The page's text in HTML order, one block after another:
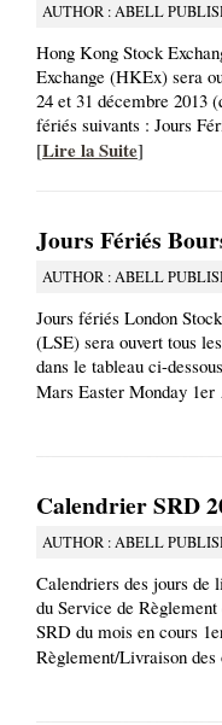
AUTHOR : ABELL
Hong Kong Stock
Exchange (HKEx) sera
24 et 31 décembre 2013
fériés suivants : Jours
[Lire la Suite]
Jours Fériés
AUTHOR : ABELL
Jours fériés London
(LSE) sera ouvert tous
dans le tableau ci-
Mars Easter Monday
Calendrier SRD
AUTHOR : ABELL
Calendriers des jours de
du Service de
SRD du mois en cours
Règlement/Livraison